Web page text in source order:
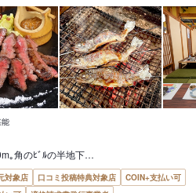
｡角のﾋﾞﾙの半地下…
対象店 口コミ投稿特典対象店
COIN+支払い可